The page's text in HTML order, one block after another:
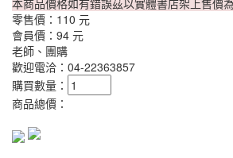
本商品價格如有錯誤茲以實體書店架上售價
零售價： 110 元
會員價： 94 元
老師、團購
歡迎電洽：04-22363857
購買數量：
商品總價：